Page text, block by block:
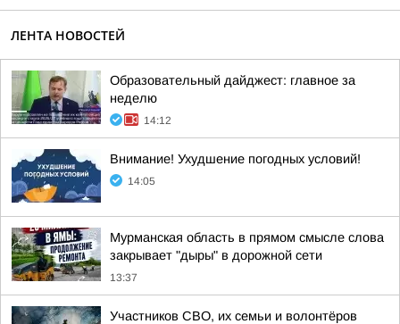
ЛЕНТА НОВОСТЕЙ
Образовательный дайджест: главное за
неделю
14:12
Внимание! Ухудшение погодных условий!
14:05
Мурманская область в прямом смысле слова
закрывает "дыры" в дорожной сети
13:37
Участников СВО, их семьи и волонтёров